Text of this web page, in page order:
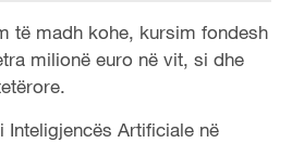
të madh kohe, kursim fondesh
milionë euro në vit, si dhe
Artificiale në